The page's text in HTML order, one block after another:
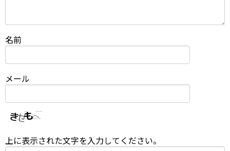
名前
メール
上に表示された文字を入力してください。